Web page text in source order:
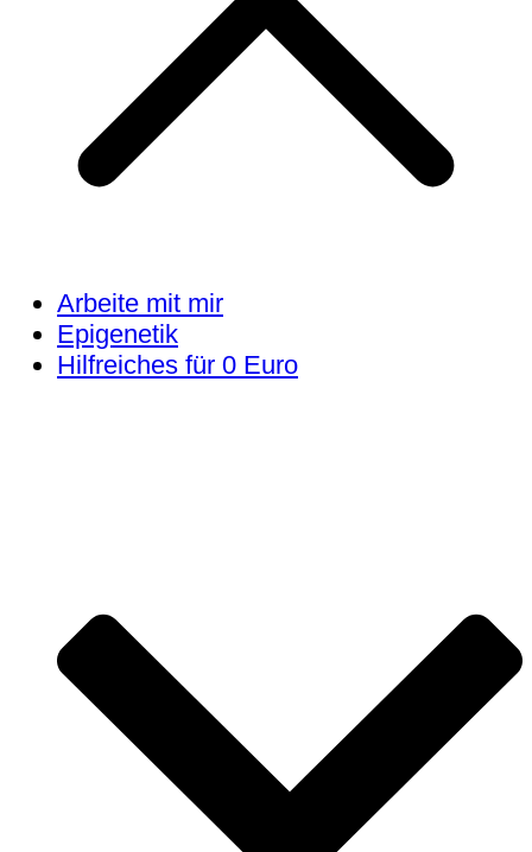
Arbeite mit mir
Epigenetik
Hilfreiches für 0 Euro